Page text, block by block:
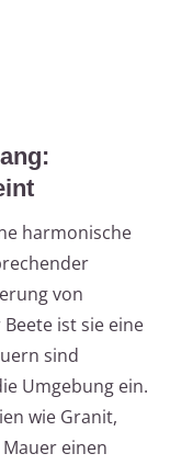
harmonische
von
ist sie eine
sind
Umgebung ein.
wie Granit,
einen